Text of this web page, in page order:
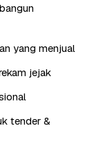
yang menjual
jejak
tender &